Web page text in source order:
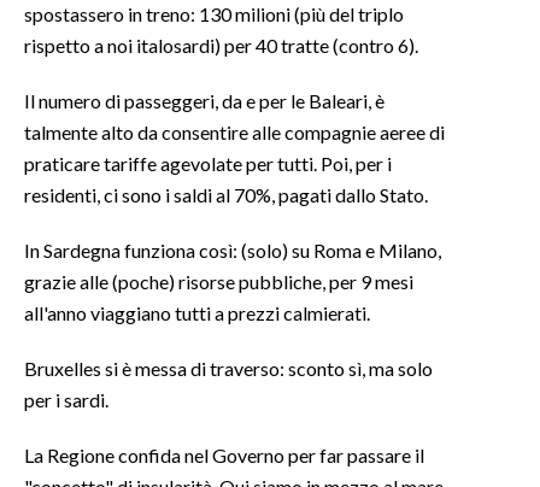
3 MINUTI CON
INFO AZIENDE
ABBONATI
NECROLOGI
PUBBLICITÀ
SPIAGGE
STORE
spostassero in treno: 130 milioni (più del triplo
rispetto a noi italosardi) per 40 tratte (contro 6).
Il numero di passeggeri, da e per le Baleari, è
talmente alto da consentire alle compagnie aeree di
praticare tariffe agevolate per tutti. Poi, per i
residenti, ci sono i saldi al 70%, pagati dallo Stato.
In Sardegna funziona così: (solo) su Roma e Milano,
grazie alle (poche) risorse pubbliche, per 9 mesi
all'anno viaggiano tutti a prezzi calmierati.
Bruxelles si è messa di traverso: sconto sì, ma solo
per i sardi.
La Regione confida nel Governo per far passare il